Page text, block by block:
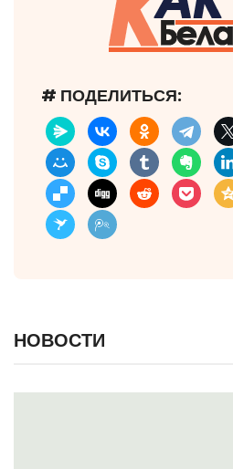
# ПОДЕЛИТЬСЯ:
НОВОСТИ